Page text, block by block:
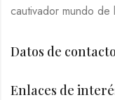
cautivador mundo de
Datos de contacto
Enlaces de